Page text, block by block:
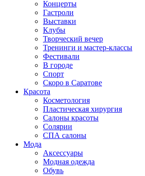
Концерты
Гастроли
Выставки
Клубы
Творческий вечер
Тренинги и мастер-классы
Фестивали
В городе
Спорт
Скоро в Саратове
Красота
Косметология
Пластическая хирургия
Салоны красоты
Солярии
СПА салоны
Мода
Аксессуары
Модная одежда
Обувь